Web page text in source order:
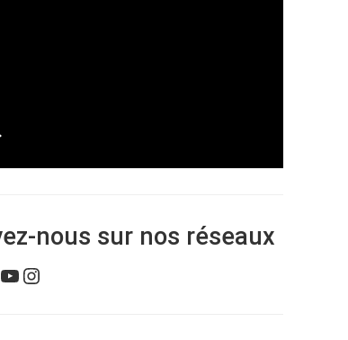
nous sur nos réseaux
YouTube
Instagram